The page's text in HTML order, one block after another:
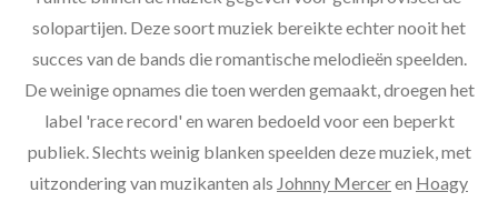
solopartijen. Deze soort muziek bereikte echter nooit het
succes van de bands die romantische melodieën speelden.
De weinige opnames die toen werden gemaakt, droegen het
label 'race record' en waren bedoeld voor een beperkt
publiek. Slechts weinig blanken speelden deze muziek, met
uitzondering van muzikanten als Johnny Merceren Hoagy